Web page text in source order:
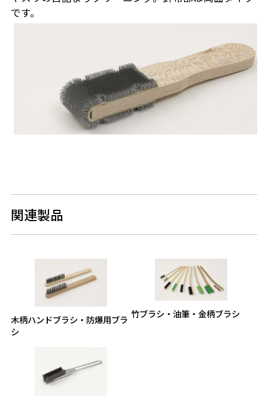
です。
関連製品
木柄ハンドブラシ・防爆用ブラ
シ
竹ブラシ・油筆・金柄ブラシ